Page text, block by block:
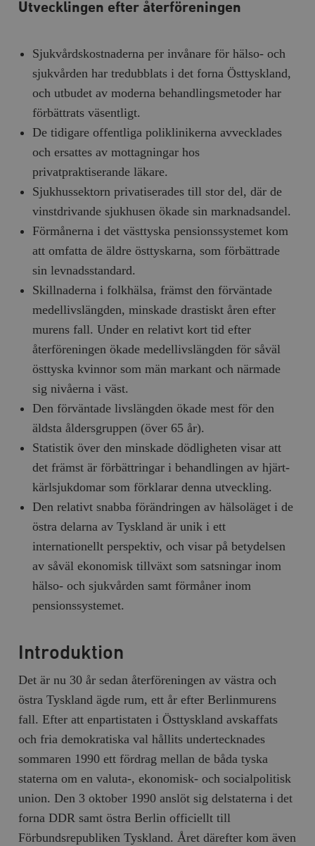
Utvecklingen efter återföreningen
Sjukvårdskostnaderna per invånare för hälso- och
sjukvården har tredubblats i det forna Östtyskland,
och utbudet av moderna behandlingsmetoder har
förbättrats väsentligt.
De tidigare offentliga poliklinikerna avvecklades
och ersattes av mottagningar hos
privatpraktiserande läkare.
Sjukhussektorn privatiserades till stor del, där de
vinstdrivande sjukhusen ökade sin marknadsandel.
Förmånerna i det västtyska pensionssystemet kom
att omfatta de äldre östtyskarna, som förbättrade
sin levnadsstandard.
Skillnaderna i folkhälsa, främst den förväntade
medellivslängden, minskade drastiskt åren efter
murens fall. Under en relativt kort tid efter
återföreningen ökade medellivslängden för såväl
östtyska kvinnor som män markant och närmade
sig nivåerna i väst.
Den förväntade livslängden ökade mest för den
äldsta åldersgruppen (över 65 år).
Statistik över den minskade dödligheten visar att
det främst är förbättringar i behandlingen av hjärt-
kärlsjukdomar som förklarar denna utveckling.
Den relativt snabba förändringen av hälsoläget i de
östra delarna av Tyskland är unik i ett
internationellt perspektiv, och visar på betydelsen
av såväl ekonomisk tillväxt som satsningar inom
hälso- och sjukvården samt förmåner inom
pensionssystemet.
Introduktion
Det är nu 30 år sedan återföreningen av västra och
östra Tyskland ägde rum, ett år efter Berlinmurens
fall. Efter att enpartistaten i Östtyskland avskaffats
och fria demokratiska val hållits undertecknades
sommaren 1990 ett fördrag mellan de båda tyska
staterna om en valuta-, ekonomisk- och socialpolitisk
union. Den 3 oktober 1990 anslöt sig delstaterna i det
forna DDR samt östra Berlin officiellt till
Förbundsrepubliken Tyskland. Året därefter kom även